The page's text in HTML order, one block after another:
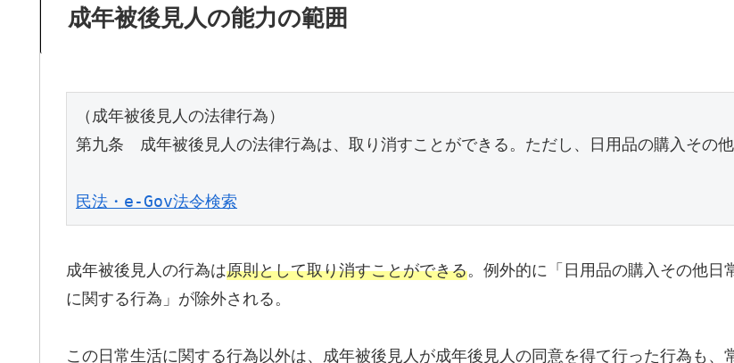
成年被後見人の能力の範囲
（成年被後見人の法律行為）
第九条　成年被後見人の法律行為は、取り消すことができる。ただし、日用品の購入その
民法・e-Gov法令検索
成年被後見人の行為は原則として取り消すことができる。例外的に「日用品の購入その他日
に関する行為」が除外される。
この日常生活に関する行為以外は、成年被後見人が成年後見人の同意を得て行った行為も、